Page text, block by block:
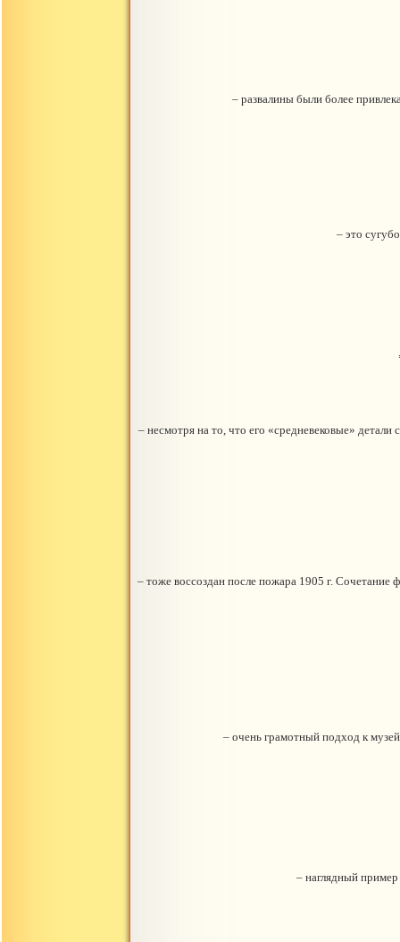
– развалины были более
– это
– несмотря на то, что его «средневековые»
– тоже воссоздан после пожара 1905 г. Сочетание
– очень грамотный подход к
– наглядный